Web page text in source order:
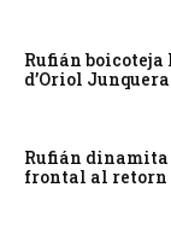
Rufián boicoteja
d’Oriol
Rufián
frontal al retorn